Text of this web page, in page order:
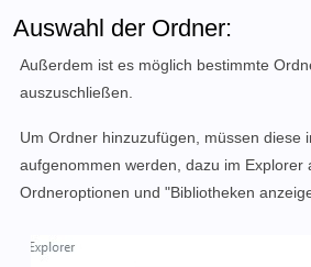
Auswahl der Ordner:
Außerdem ist es möglich bestimmte
auszuschließen.
Um Ordner hinzuzufügen, müssen diese
aufgenommen werden, dazu im Explorer
Ordneroptionen und "Bibliotheken